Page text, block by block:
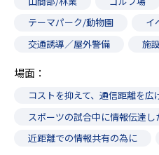
テーマパーク/動物園
イ
交通誘導／屋外警備
施
場面
コストを抑えて、通信距離を広
スポーツの試合中に情報伝達し
近距離での情報共有の為に